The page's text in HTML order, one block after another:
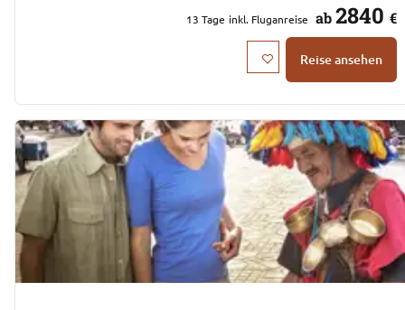
13 Tage inkl. Fluganreise ab2840 €
Reise ansehen